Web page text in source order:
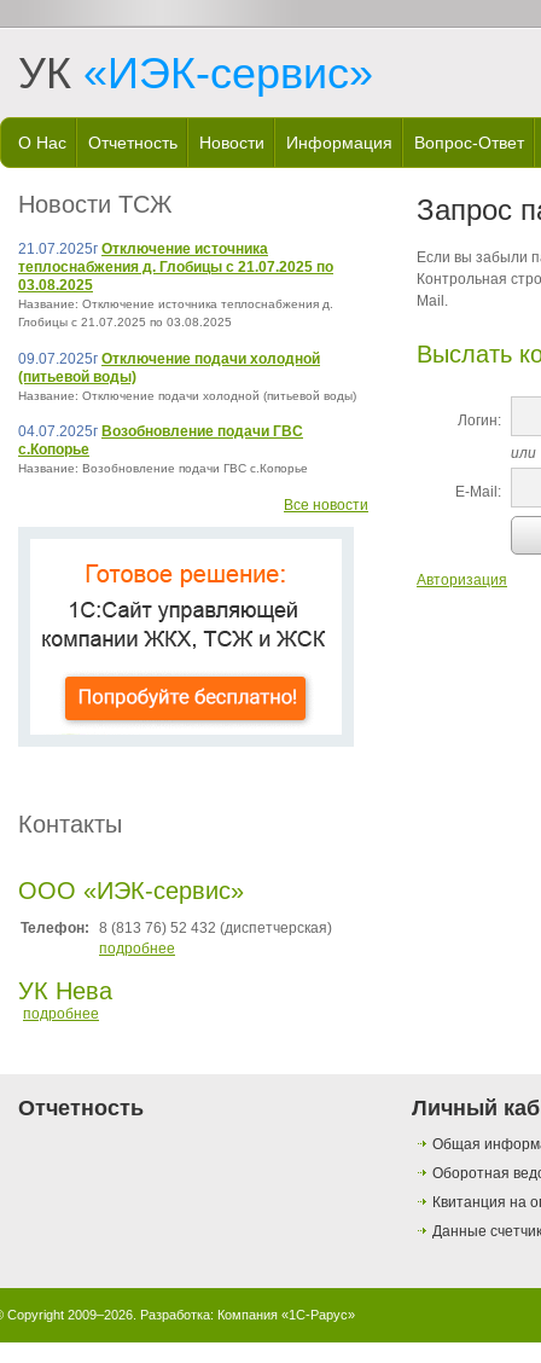
УК «ИЭК-сервис»
О Нас Отчетность Новости Информация Вопрос-Ответ
Новости ТСЖ
21.07.2025г Отключение источника
теплоснабжения д. Глобицы с 21.07.2025 по
03.08.2025
Название: Отключение источника теплоснабжения д.
Глобицы с 21.07.2025 по 03.08.2025
09.07.2025г Отключение подачи холодной
(питьевой воды)
Название: Отключение подачи холодной (питьевой воды)
04.07.2025г Возобновление подачи ГВС
с.Копорье
Название: Возобновление подачи ГВС с.Копорье
Все новости
Контакты
ООО «ИЭК-сервис»
Телефон:
8 (813 76) 52 432 (диспетчерская)
подробнее
УК Нева
подробнее
Запрос
Если вы забыли
Контрольная
Mail.
Выслать
Логин:
или
E-Mail:
Авторизация
Отчетность Личный
Общая
Оборотная
Квитанция на
Данные
Copyright 2009–2026. Разработка: Компания «1С-Рарус»